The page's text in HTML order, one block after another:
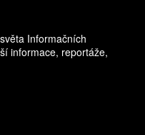
Informačních
informace, reportáže,